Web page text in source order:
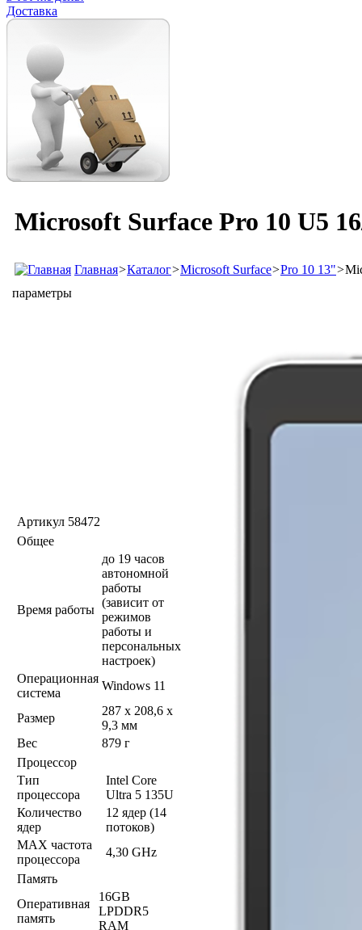
Доставка
Microsoft Surface Pro 10 U5
Главная>Каталог>Microsoft Surface>Pro 10 13">
параметры
Артикул 58472
Общее
Время работы
до 19 часов
автономной
работы
(зависит от
режимов
работы и
персональных
настроек)
Операционная
система
Windows 11
Размер
287 x 208,6 x
9,3 мм
Вес
879 г
Процессор
Тип
процессора
Intel Core
Ultra 5 135U
Количество
ядер
12 ядер (14
потоков)
MAX частота
процессора
4,30 GHz
Память
Оперативная
память
16GB
LPDDR5
RAM